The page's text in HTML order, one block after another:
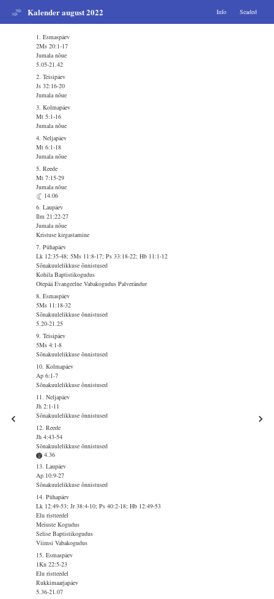
Kalender august 2022 Info Seaded
1. Esmaspäev
2Ms 20:1-17
Jumala nõue
5.05-21.42
2. Teisipäev
Js 32:16-20
Jumala nõue
3. Kolmapäev
Mt 5:1-16
Jumala nõue
4. Neljapäev
Mt 6:1-18
Jumala nõue
5. Reede
Mt 7:15-29
Jumala nõue
14.06
6. Laupäev
Ilm 21:22-27
Jumala nõue
Kristuse kirgastamine
7. Pühapäev
Lk 12:35-48; 5Ms 11:8-17; Ps 33:18-22; Hb 11:1-12
Sõnakuulelikkuse õnnistused
Kohila Baptistikogudus
Otepää Evangeelne Vabakogudus Palverändur
8. Esmaspäev
5Ms 11:18-32
Sõnakuulelikkuse õnnistused
5.20-21.25
9. Teisipäev
5Ms 4:1-8
Sõnakuulelikkuse õnnistused
10. Kolmapäev
Ap 6:1-7
Sõnakuulelikkuse õnnistused
11. Neljapäev
Jh 2:1-11
Sõnakuulelikkuse õnnistused
12. Reede
Jh 4:43-54
Sõnakuulelikkuse õnnistused
4.36
13. Laupäev
Ap 10:9-27
Sõnakuulelikkuse õnnistused
14. Pühapäev
Lk 12:49-53; Jr 38:4-10; Ps 40:2-18; Hb 12:49-53
Elu ristteedel
Meiuste Kogudus
Selise Baptistikogudus
Viimsi Vabakogudus
15. Esmaspäev
1Kn 22:5-23
Elu ristteedel
Rukkimaarjapäev
5.36-21.07